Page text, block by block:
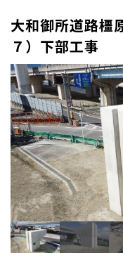
大和御所道路橿
７）下部工事